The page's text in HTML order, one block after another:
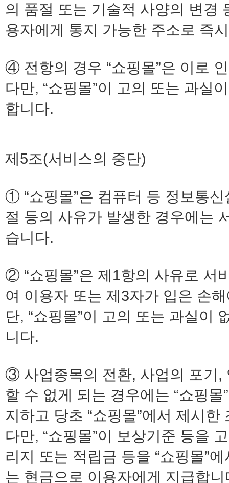
의 품절 또는 기술적 사양의 변경
용자에게 통지 가능한 주소로 즉
④ 전항의 경우 “쇼핑몰”은 이로
다만, “쇼핑몰”이 고의 또는 과실
합니다.
제5조(서비스의 중단)
① “쇼핑몰”은 컴퓨터 등 정보통
절 등의 사유가 발생한 경우에는
습니다.
② “쇼핑몰”은 제1항의 사유로 서
여 이용자 또는 제3자가 입은 손
단, “쇼핑몰”이 고의 또는 과실이
니다.
③ 사업종목의 전환, 사업의 포기,
할 수 없게 되는 경우에는 “쇼핑
지하고 당초 “쇼핑몰”에서 제시
다만, “쇼핑몰”이 보상기준 등을
리지 또는 적립금 등을 “쇼핑몰”
는 현금으로 이용자에게 지급합니